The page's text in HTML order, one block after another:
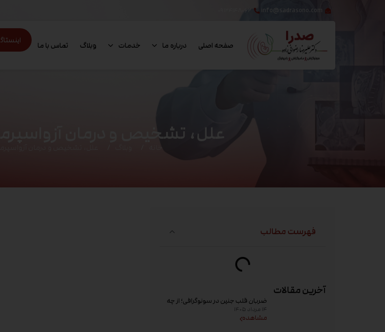
info@sadrasono.com
صفحه اصلی درباره ما خدمات وبلاگ تماس با ما
علل، تشخیص و درمان
فهرست مطالب
آخرین مقالات
ضربان قلب جنین در سونوگرافی؛ از چه
هفته‌ای دیده می‌شود؟
۱۴ مرداد ۱۴۰۵
مشاهده